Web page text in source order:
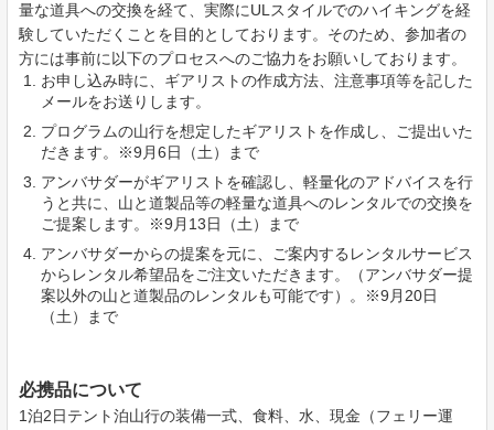
量な道具への交換を経て、実際にULスタイルでのハイキングを経
験していただくことを目的としております。そのため、参加者の
方には事前に以下のプロセスへのご協力をお願いしております。
お申し込み時に、ギアリストの作成方法、注意事項等を記した
メールをお送りします。
プログラムの山行を想定したギアリストを作成し、ご提出いた
だきます。※9月6日（土）まで
アンバサダーがギアリストを確認し、軽量化のアドバイスを行
うと共に、山と道製品等の軽量な道具へのレンタルでの交換を
ご提案します。※9月13日（土）まで
アンバサダーからの提案を元に、ご案内するレンタルサービス
からレンタル希望品をご注文いただきます。（アンバサダー提
案以外の山と道製品のレンタルも可能です）。※9月20日
（土）まで
必携品について
1泊2日テント泊山行の装備一式、食料、水、現金（フェリー運